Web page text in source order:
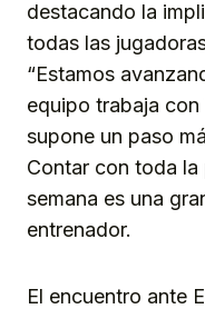
destacando la
todas las
“Estamos
equipo trabaja
supone un paso
Contar con toda
semana es una
entrenador.
El encuentro ante